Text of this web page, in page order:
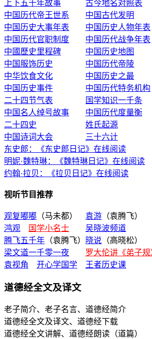
上下五千年故事
古今地名对照表
中国历代帝王世系
中国古代发明
中国历史大事年表
中国历史人物年表
中国历代官职制度
中国历代战争年表
中國歷史里程碑
中国历史地图
中国服饰历史
中国历代帝陵
中华饮食文化
中国历史之最
中国历史事件
中国历代特务机构
二十四节气表
国学知识一千条
中国名人绰号故事
中国历代度量衡
二十四史
姓氏起源
中国诗词大会
三十六计
东史郎：《东史郎日记》在线阅读
明妮·魏特琳：《魏特琳日记》在线阅读
约翰·拉贝：《拉贝日记》在线阅读
视听节目推荐
观复嘟嘟 （马未都） 袁游 （袁腾飞）
鸿观
国学小名士
吴晓波频道
腾飞五千年 （袁腾飞） 晓说 （高晓松）
梁文道一千零一夜
罗大伦讲《弟子规
袁视角
开心学国学 王者历史课
道德经全文及译文
老子简介、老子名言、道德经简介
道德经全文及译文、道德经下载
道德经全文讲解、道德经朗读（道篇）